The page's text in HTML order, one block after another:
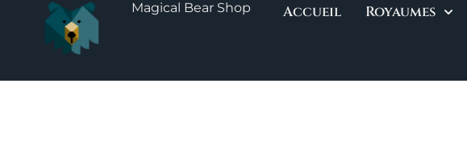
Magical Bear Shop Accueil Royaumes